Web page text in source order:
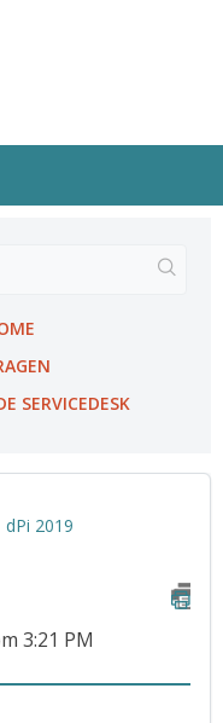
SERVICEDESK
dPi 2019
3:21 PM